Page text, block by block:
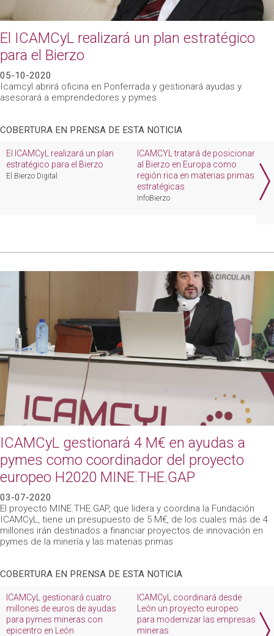
El ICAMCyL realizará un plan estratégico
para el Bierzo
05-10-2020
Icamcyl abrirá oficina en Ponferrada y gestionará ayudas y
asesorará a emprendedores y pymes
COBERTURA EN PRENSA DE ESTA NOTICIA
El ICAMCyL realizará un plan
estratégico para el Bierzo
El Bierzo Digital
ICAMCYL tratará de posicionar
al Bierzo en Europa como
región rica en materias primas
estratégicas
InfoBierzo
ICAMCyL gestionará 4 M€ en ayudas a
pymes como coordinador del proyecto
europeo H2020 MINE.THE.GAP
03-07-2020
El proyecto MINE.THE.GAP, que lidera y coordina la Fundación
ICAMCyL, tiene un presupuesto de 5 M€, de los cuales más de 4
millones irán destinados a financiar proyectos de innovación en
pymes de la minería y las materias primas
COBERTURA EN PRENSA DE ESTA NOTICIA
ICAMCyL gestionará cuatro
millones de euros de ayudas
para pymes mineras con
epicentro en León
ICAMCyL coordinará desde
León un proyecto europeo
para modernizar las empresas
mineras